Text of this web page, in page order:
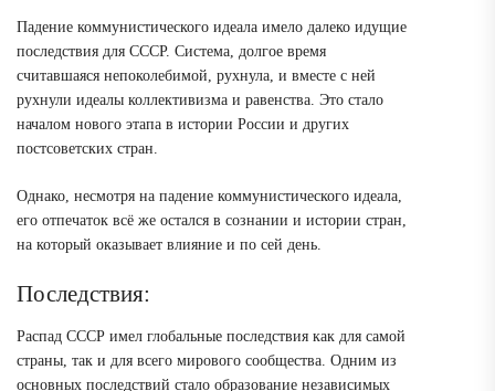
Падение коммунистического идеала имело далеко идущие
последствия для СССР. Система, долгое время
считавшаяся непоколебимой, рухнула, и вместе с ней
рухнули идеалы коллективизма и равенства. Это стало
началом нового этапа в истории России и других
постсоветских стран.
Однако, несмотря на падение коммунистического идеала,
его отпечаток всё же остался в сознании и истории стран,
на который оказывает влияние и по сей день.
Последствия:
Распад СССР имел глобальные последствия как для самой
страны, так и для всего мирового сообщества. Одним из
основных последствий стало образование независимых